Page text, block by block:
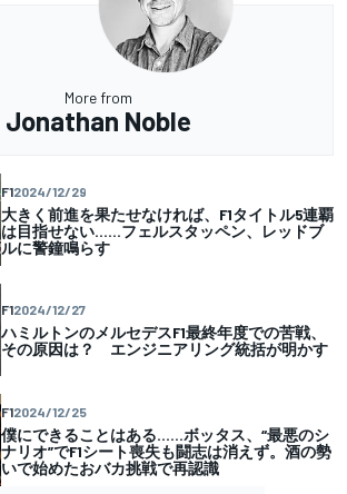
More from
Jonathan Noble
F12024/12/29
大きく前進を果たせなければ、F1タイトル5連覇
は目指せない……フェルスタッペン、レッドブ
ルに警鐘鳴らす
F12024/12/27
ハミルトンのメルセデスF1最終年度での苦戦、
その原因は？ エンジニアリング統括が明かす
F12024/12/25
僕にできることはある……ボッタス、“最悪のシ
ナリオ”でF1シート喪失も闘志は消えず。酒の勢
いで始めたおバカ挑戦で再認識